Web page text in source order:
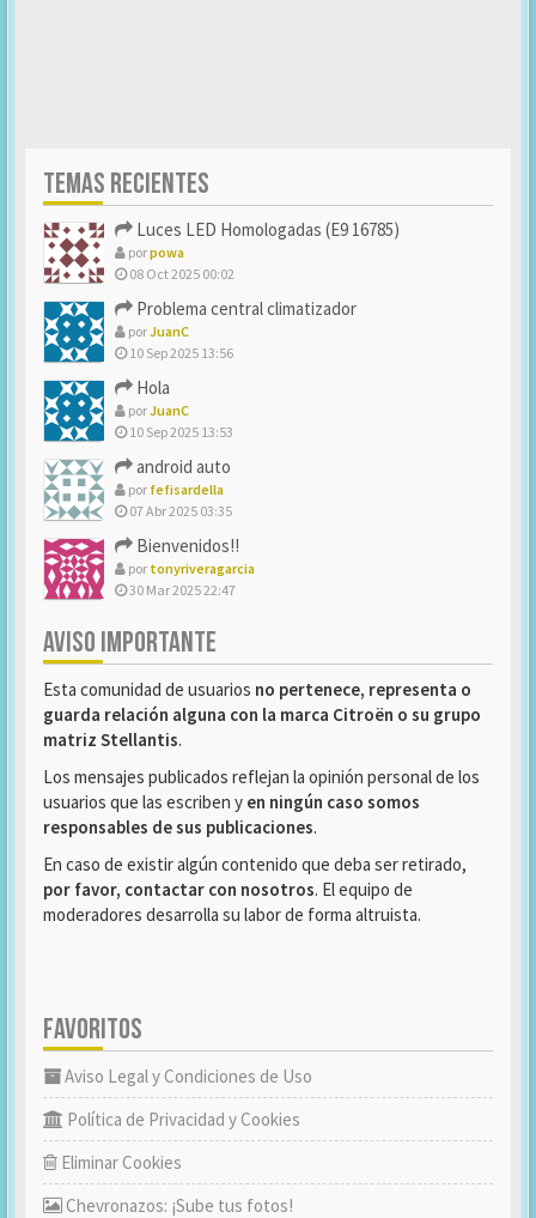
TEMAS RECIENTES
Luces LED Homologadas (E9 16785)
porpowa
08 Oct 2025 00:02
Problema central climatizador
porJuanC
10 Sep 2025 13:56
Hola
porJuanC
10 Sep 2025 13:53
android auto
por fefisardella
07 Abr 2025 03:35
Bienvenidos!!
por tonyriveragarcia
30 Mar 2025 22:47
AVISO IMPORTANTE
Esta comunidad de usuarios no pertenece, representa o
guarda relación alguna con la marca Citroën o su grupo
matriz Stellantis.
Los mensajes publicados reflejan la opinión personal de los
usuarios que las escriben y en ningún caso somos
responsables de sus publicaciones.
En caso de existir algún contenido que deba ser retirado,
por favor, contactar con nosotros. El equipo de
moderadores desarrolla su labor de forma altruista.
FAVORITOS
Aviso Legal y Condiciones de Uso
Política de Privacidad y Cookies
Eliminar Cookies
Chevronazos: ¡Sube tus fotos!